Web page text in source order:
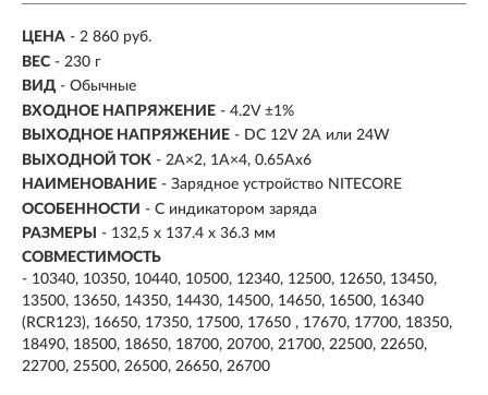
ЦЕНА - 2 860 руб.
ВЕС - 230 г
ВИД - Обычные
ВХОДНОЕ НАПРЯЖЕНИЕ - 4.2V ±1%
ВЫХОДНОЕ НАПРЯЖЕНИЕ - DC 12V 2A или 24W
ВЫХОДНОЙ ТОК - 2A×2, 1A×4, 0.65Ax6
НАИМЕНОВАНИЕ - Зарядное устройство NITECORE
ОСОБЕННОСТИ - С индикатором заряда
РАЗМЕРЫ
- 132,5 х 137.4 х 36.3 мм
СОВМЕСТИМОСТЬ
- 10340, 10350, 10440, 10500, 12340, 12500, 12650, 13450,
13500, 13650, 14350, 14430, 14500, 14650, 16500, 16340
(RCR123), 16650, 17350, 17500, 17650 , 17670, 17700, 18350,
18490, 18500, 18650, 18700, 20700, 21700, 22500, 22650,
22700, 25500, 26500, 26650, 26700